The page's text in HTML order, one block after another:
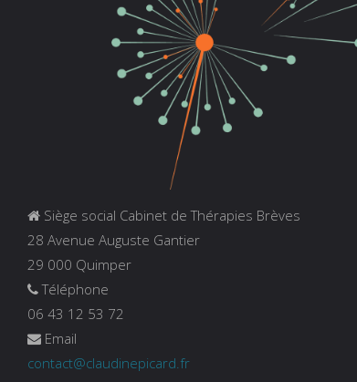
Siège social Cabinet de Thérapies Brèves
28 Avenue Auguste Gantier
29 000 Quimper
Téléphone
06 43 12 53 72
Email
contact@claudinepicard.fr